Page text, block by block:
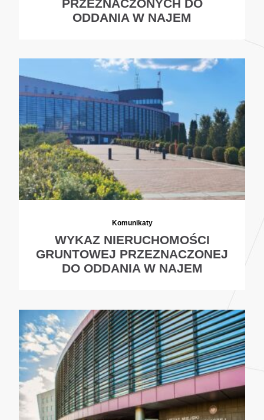
PRZEZNACZONYCH DO
ODDANIA W NAJEM
Komunikaty
WYKAZ NIERUCHOMOŚCI
GRUNTOWEJ PRZEZNACZONEJ
DO ODDANIA W NAJEM